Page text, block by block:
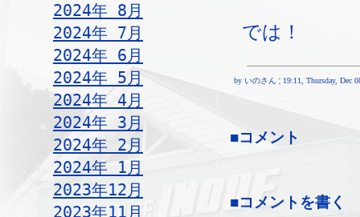
2024年 8月
2024年 7月
2024年 6月
2024年 5月
2024年 4月
2024年 3月
2024年 2月
2024年 1月
2023年12月
2023年11月
では！
by いのさん ¦ 19:11, Thursday, Dec
■コメント
■コメントを書く